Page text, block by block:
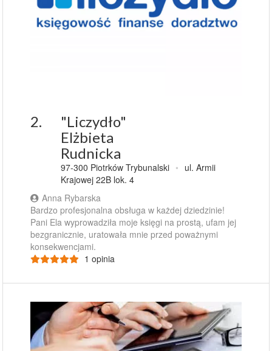
2.
"Liczydło"
Elżbieta
Rudnicka
97-300 Piotrków Trybunalski • ul. Armii
Krajowej 22B lok. 4
Anna Rybarska
Bardzo profesjonalna obsługa w każdej dziedzinie!
Pani Ela wyprowadziła moje księgi na prostą, ufam jej
bezgranicznie, uratowała mnie przed poważnymi
konsekwencjami.
1 opinia